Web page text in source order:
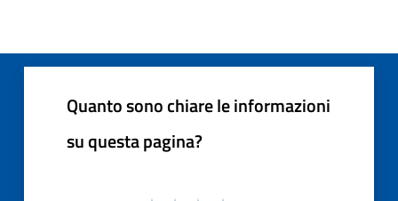
Quanto sono chiare le informazioni
su questa pagina?